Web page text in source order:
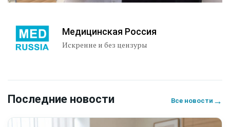
Медицинская Россия
Искренне и без цензуры
Последние новости Все новости →